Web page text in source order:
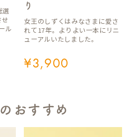
選
ル
り
女王のしずくはみなさまに愛さ
れて17年。よりよい一本にリニ
ューアルいたしました。
¥3,900
おすすめ